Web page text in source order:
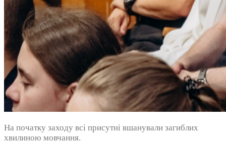
На початку заходу всі присутні вшанували загиблих
хвилиною мовчання.